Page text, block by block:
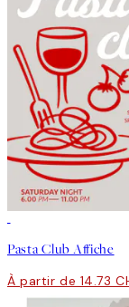
Pasta Club Affiche
À partir de 14.73